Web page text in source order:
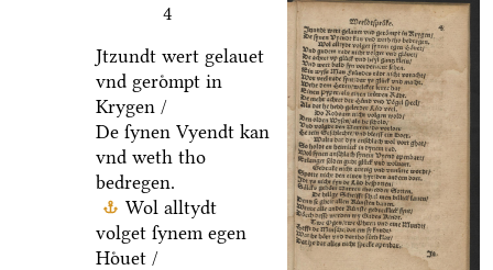
4
Jtzundt wert gelauet
vnd geroͤmpt in
Krygen /
De ſynen Vyendt kan
vnd weth tho
bedregen.
Wol alltydt
volget ſynem egen
Hoͤuet /